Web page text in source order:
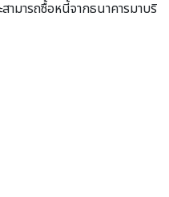
ามารถซื้อหนี้จากธนาคารมาบริ